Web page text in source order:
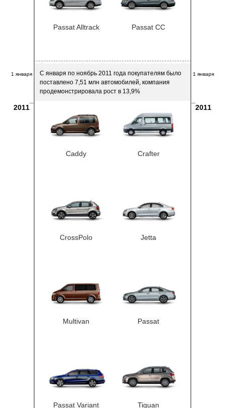
Passat Alltrack Passat CC
1 января 1 января
С января по ноябрь 2011 года покупателям было
поставлено 7,51 млн автомобилей, компания
продемонстрировала рост в 13,9%
2011 2011
Caddy Crafter
CrossPolo Jetta
Multivan Passat
Passat Variant Tiguan